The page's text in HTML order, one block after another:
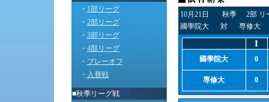
・ 1部リーグ
・ 2部リーグ
・ 3部リーグ
・ 4部リーグ
・ プレーオフ
・ 入替戦
■秋季リーグ戦
10月21日 秋季
2部 リ
國學院大
対 専修大
國學院大 0
専修大 0